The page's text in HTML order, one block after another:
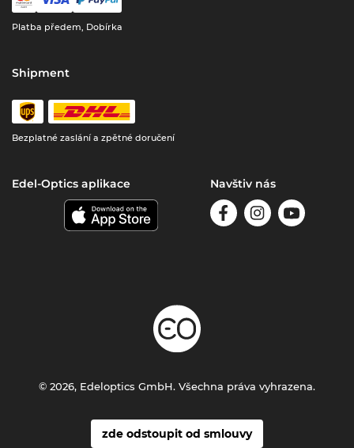
Platba předem, Dobírka
Shipment
Bezplatné zaslání a zpětné doručení
Edel-Optics aplikace Navštiv nás
zde odstoupit od smlouvy
© 2026, Edeloptics GmbH. Všechna práva vyhrazena.